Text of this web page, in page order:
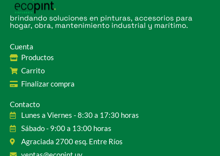
brindando soluciones en pinturas, accesorios para
hogar, obra, mantenimiento industrial y marítimo.
Cuenta
Productos
Carrito
Finalizar compra
Contacto
Lunes a Viernes - 8:30 a 17:30 horas
Sábado - 9:00 a 13:00 horas
Agraciada 2700 esq. Entre Ríos